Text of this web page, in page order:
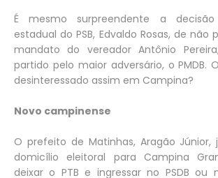
É mesmo surpreendente a
estadual do PSB, Edvaldo Rosas, de não
mandato do vereador Antônio
partido pelo maior adversário, o PMDB.
desinteressado assim em Campina?
Novo campinense
O prefeito de Matinhas, Aragão Júnior,
domicílio eleitoral para Campina
deixar o PTB e ingressar no PSDB ou